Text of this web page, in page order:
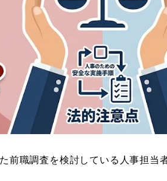
前職調査を検討している人事担当